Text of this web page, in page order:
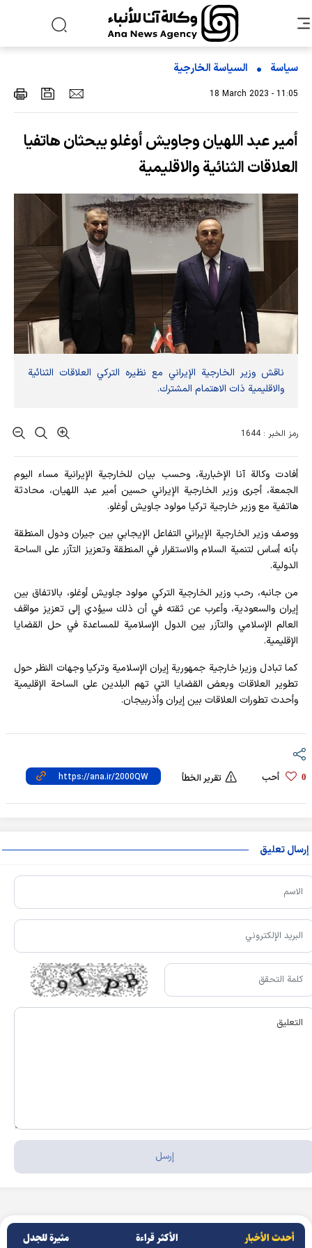
سياسة السیاسة الخارجیة
18 March 2023 - 11:05
أمير عبد اللهيان وجاويش أوغلو يبحثان هاتفيا
العلاقات الثنائية والاقليمية
ناقش وزير الخارجية الإيراني مع نظيره التركي العلاقات الثنائية
والاقليمية ذات الاهتمام المشترك.
رمز الخبر : 1644
أفادت وکالة آنا الإخباریة، وحسب بيان للخارجية الإيرانية مساء اليوم
الجمعة، أجرى وزير الخارجیة الإيراني حسين أمير عبد اللهيان، محادثة
هاتفية مع وزير خارجية تركيا مولود جاويش أوغلو.
ووصف وزير الخارجية الإيراني التفاعل الإيجابي بين جيران ودول المنطقة
بأنه أساس لتنمية السلام والاستقرار في المنطقة وتعزيز التآزر على الساحة
الدولية.
من جانبه، رحب وزير الخارجية التركي مولود جاويش أوغلو، بالاتفاق بين
إيران والسعودية، وأعرب عن ثقته في أن ذلك سيؤدي إلى تعزيز مواقف
العالم الإسلامي والتآزر بين الدول الإسلامية للمساعدة في حل القضايا
الإقليمية.
كما تبادل وزيرا خارجية جمهورية إيران الإسلامية وتركيا وجهات النظر حول
تطوير العلاقات وبعض القضايا التي تهم البلدين على الساحة الإقليمية
وأحدث تطورات العلاقات بين إيران وأذربيجان.
0 أحب تقرير الخطأ
إرسال تعليق
أحدث الأخبار الأکثر قراءة مثيرة للجدل